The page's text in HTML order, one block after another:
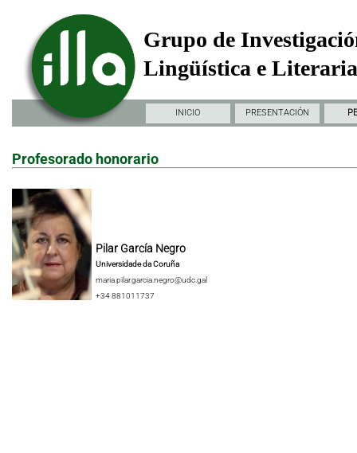
Grupo de
Lingüística e
INICIO PRESENTACIÓN
Profesorado honorario
Pilar García Negro
Universidade da Coruña
maria.pilar.garcia.negro@udc.gal
+34 881011737